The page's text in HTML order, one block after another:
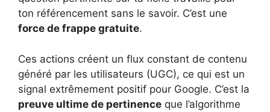
ton référencement sans le savoir. C’est une
force de frappe gratuite.
Ces actions créent un flux constant de contenu
généré par les utilisateurs (UGC), ce qui est un
signal extrêmement positif pour Google. C’est la
preuve ultime de pertinence que l’algorithme